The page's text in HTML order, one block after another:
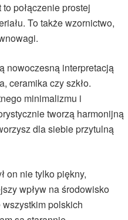
połączenie prostej
To także wzornictwo,
nowoczesną interpretacją
ceramika czy szkło.
minimalizmu i
tworzą harmonijną
dla siebie przytulną
on nie tylko piękny,
wpływ na środowisko
wszystkim polskich